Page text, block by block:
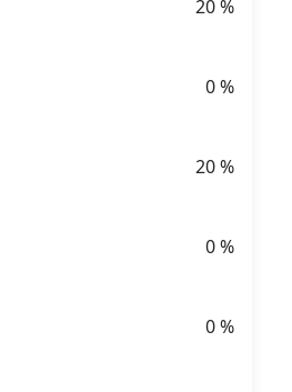
20%
0%
20%
0%
0%